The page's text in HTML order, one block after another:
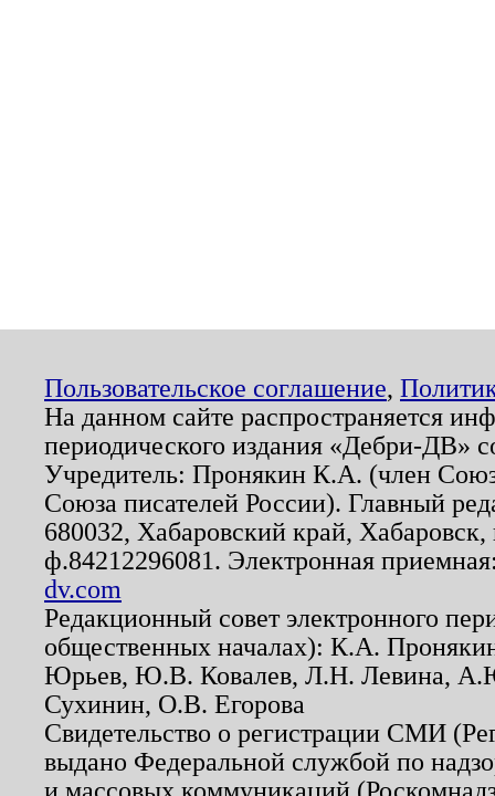
Пользовательское соглашение,
На данном сайте распространяется
периодического издания «Дебри-ДВ»
Учредитель: Пронякин К.А. (член
Союза писателей России). Главный
680032, Хабаровский край,
ф.84212296081. Электронная
dv.com
Редакционный совет электронного
общественных началах): К.А.
Юрьев, Ю.В. Ковалев, Л.Н. Левина,
Сухинин, О.В. Егорова
Свидетельство о регистрации СМИ
выдано Федеральной службой по
и массовых коммуникаций